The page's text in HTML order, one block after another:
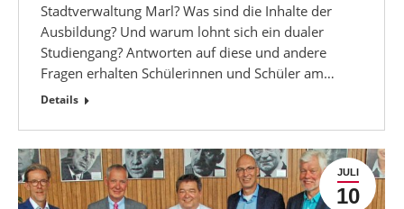
Stadtverwaltung Marl? Was sind die Inhalte der
Ausbildung? Und warum lohnt sich ein dualer
Studiengang? Antworten auf diese und andere
Fragen erhalten Schülerinnen und Schüler am…
Details
JULI
10